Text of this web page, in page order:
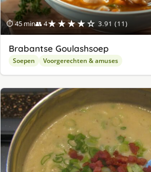
⏱ 45 min👥 4★★★★☆ 3.91 (11)
Brabantse Goulashsoep
Soepen Voorgerechten & amuses